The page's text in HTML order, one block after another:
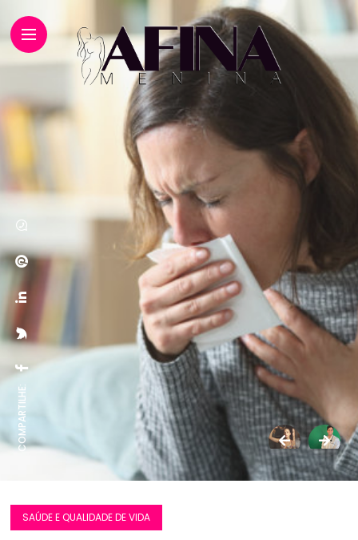
COMPARTILHE:
SAÚDE E QUALIDADE DE VIDA